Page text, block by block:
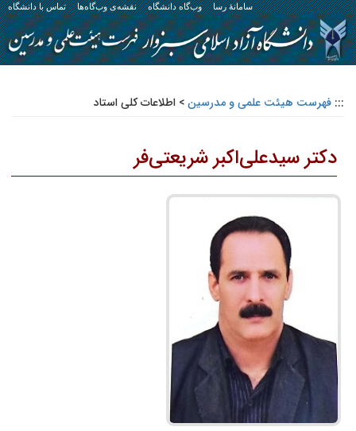
سامانهٔ رسا وب‌گاه دانشگاه نقشه‌ی وب‌گاه‌ها تماس با دانشگاه
::: فهرست هیئت علمی و مدرسین> اطلاعات کلی استاد
دکتر سیدعلی‌اکبر شریعتی‌فر